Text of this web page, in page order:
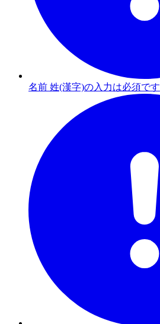
名前 姓(漢字)の入力は必須です